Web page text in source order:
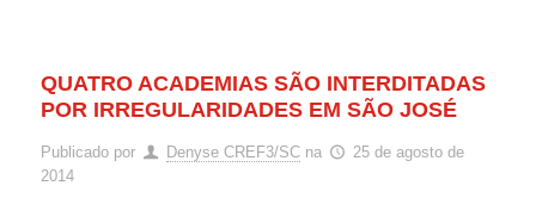
QUATRO ACADEMIAS SÃO INTERDITADAS
POR IRREGULARIDADES EM SÃO JOSÉ
Publicado por Denyse CREF3/SC na
25 de agosto de
2014